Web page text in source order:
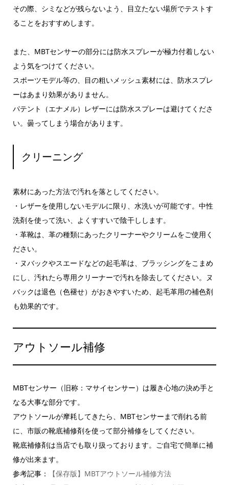
その際、シミなどが残らないよう、目立たない場所でテストす
ることをおすすめします。
また、MBTセンサーの部分には防水スプレーが極力付着しない
よう気をつけてください。
スポーツモデル等の、目の粗いメッシュ素材には、防水スプレ
ーはあまり効果がありません。
パテント（エナメル）レザーには防水スプレーは避けてくださ
い。曇ってしまう場合があります。
クリーニング
素材にあった方法で汚れを落としてください。
・レザーを使用しないモデルに限り、水洗いが可能です。中性
洗剤を使って洗い、よくすすいで陰干しします。
・革靴は、革の種類にあったクリーナーやクリームをご使用く
ださい。
・ヌバックやスエードなどの起毛革は、ブラッシングをこまめ
にし、汚れたら専用クリーナーで汚れを除去してください。ヌ
バックは退色（色褪せ）がおきやすいため、起毛革用の補色剤
も効果的です。
アウトソール補修
MBTセンサー（旧称：マサイセンサー）は履き心地の決め手と
なる大事な部分です。
アウトソールが摩耗してきたら、MBTセンサーまで削れる前
に、市販の靴底補修剤を使って部分補修をしてください。
靴底補修剤は当店でも取り扱っております。ご自宅で簡単に補
修が出来ます。
参考記事：
【保存版】MBTアウトソール補修方法